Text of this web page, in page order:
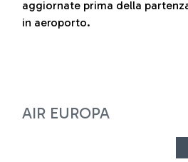
aggiornate prima della
in aeroporto.
AIR EUROPA